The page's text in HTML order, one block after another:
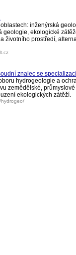
inženýrská
geologie, ekologické
životního prostředí,
znalec se
hydrogeologie a
zemědělské,
ekologických zátěží.
hydrogeo/